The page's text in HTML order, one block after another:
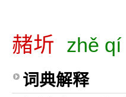
赭圻 zhě qí
词典解释